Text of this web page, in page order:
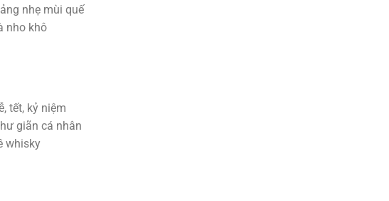
nhẹ mùi quế
nho khô
tết, kỷ niệm
giãn cá nhân
whisky